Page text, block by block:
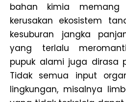
bahan kimia memang
kerusakan ekosistem
kesuburan jangka
yang terlalu
pupuk alami juga dirasa
Tidak semua input
lingkungan, misalnya